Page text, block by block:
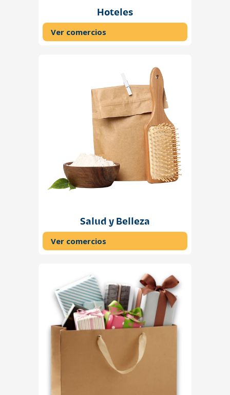
Hoteles
Ver comercios
Salud y Belleza
Ver comercios